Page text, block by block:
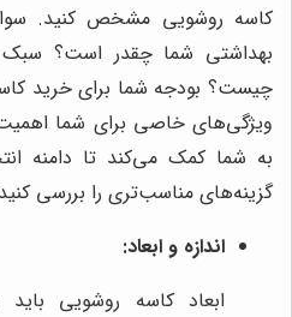
کاسه روشویی مشخص کنید.
بهداشتی شما چقدر است؟ سبک
چیست؟ بودجه شما برای خرید
ویژگی‌های خاصی برای شما
به شما کمک می‌کند تا دامنه
گزینه‌های مناسب‌تری را بررسی
اندازه و ابعاد:
ابعاد کاسه روشویی